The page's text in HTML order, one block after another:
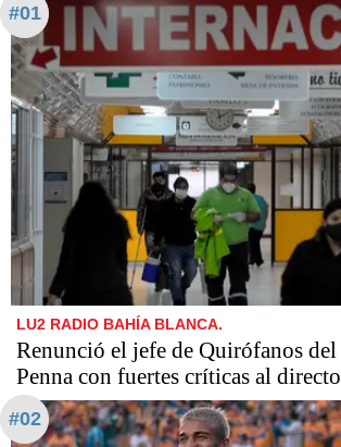
#01
LU2 RADIO BAHÍA BLANCA.
Renunció el jefe de Quirófanos
Penna con fuertes críticas al
#02